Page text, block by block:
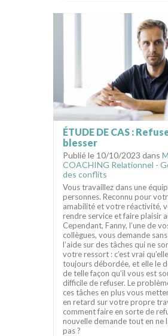
ÉTUDE DE CAS :
blesser
Publié le 10/10/2023 dans
COACHING Relationnel -
des conflits
Vous travaillez dans une
personnes. Reconnu pour
amabilité et votre réactivité,
rendre service et faire plaisir
Cependant, Fanny, l’une de
collègues, vous demande
l’aide sur des tâches qui ne
votre ressort : c’est vrai
toujours débordée, et elle le
de telle façon qu’il vous est
difficile de refuser. Le
ces tâches en plus vous
en retard sur votre propre
comment faire en sorte de
nouvelle demande tout en ne
pas ?